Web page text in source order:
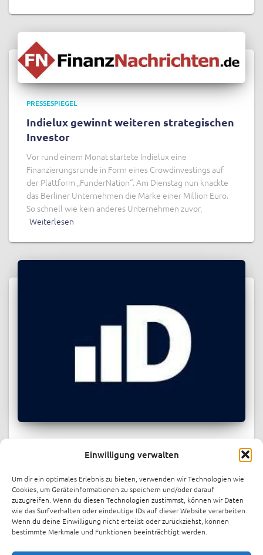
Einwilligung verwalten
Um dir ein optimales Erlebnis zu bieten, verwenden wir Technologien wie
Cookies, um Geräteinformationen zu speichern und/oder darauf
zuzugreifen. Wenn du diesen Technologien zustimmst, können wir Daten
wie das Surfverhalten oder eindeutige IDs auf dieser Website verarbeiten.
Wenn du deine Einwilligung nicht erteilst oder zurückziehst, können
bestimmte Merkmale und Funktionen beeinträchtigt werden.
PRESSESPIEGEL
Indielux gewinnt weiteren strategischen
Investor
Vor rund einem Monat startete Indielux eine
Finanzierungsrunde in Form eines Crowdinvestings auf
der Plattform „FunderNation“. Am Dienstag nun knackte
das Berliner Unternehmen die Marke einer Million Euro.
So schnell wie kein anderes Unternehmen zuvor,
Weiterlesen
Berlin energy startup indielux raises
over $1.1M in record-breaking
crowdfunding round
Berlin-based energy startup indielux has raised over €1
million through crowdinvesting platform FunderNation,
just one month after launching its funding round. The
company has now increased its target to €1.4 million.